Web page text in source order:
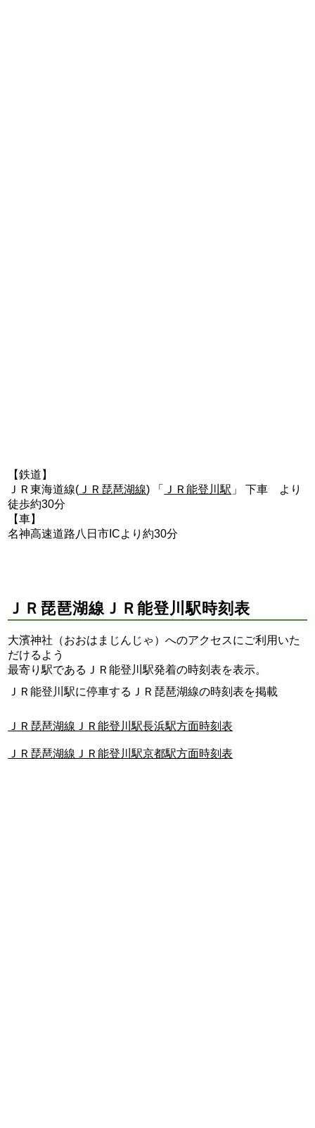
【鉄道】
ＪＲ東海道線( ＪＲ琵琶湖線) 「 ＪＲ能登川駅 」 下車 より
徒歩約30分
【車】
名神高速道路八日市ICより約30分
ＪＲ琵琶湖線ＪＲ能登川駅時刻表
大濱神社（おおはまじんじゃ）へのアクセスにご利用いた
だけるよう
最寄り駅であるＪＲ能登川駅発着の時刻表を表示。
ＪＲ能登川駅に停車するＪＲ琵琶湖線の時刻表を掲載
ＪＲ琵琶湖線ＪＲ能登川駅長浜駅方面時刻表
ＪＲ琵琶湖線ＪＲ能登川駅京都駅方面時刻表